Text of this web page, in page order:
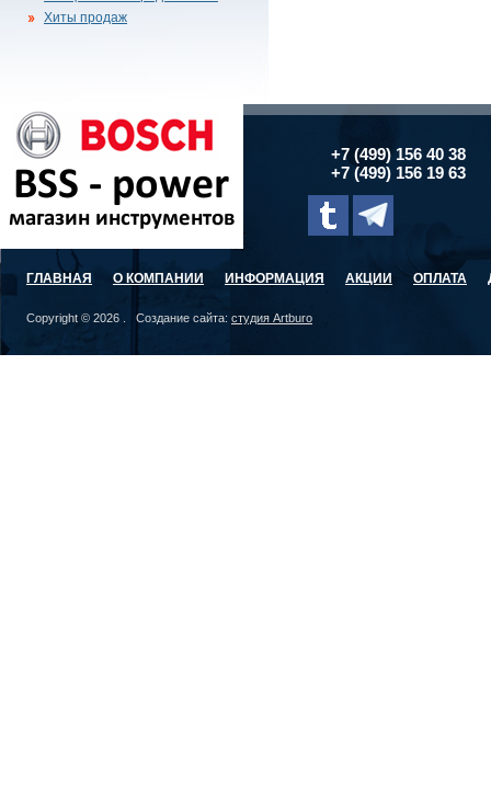
Хиты продаж
+7 (499) 156 40 38
+7 (499) 156 19 63
ГЛАВНАЯ О КОМПАНИИ ИНФОРМАЦИЯ АКЦИИ ОПЛАТА
Copyright © 2026 . Создание сайта: студия Artburo